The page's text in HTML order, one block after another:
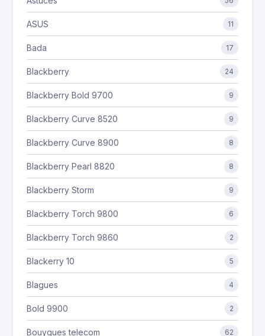
ASUS 11
Bada 17
Blackberry 24
Blackberry Bold 9700 9
Blackberry Curve 8520 9
Blackberry Curve 8900 8
Blackberry Pearl 8820 8
Blackberry Storm 9
Blackberry Torch 9800 6
Blackberry Torch 9860 2
Blackerry 10 5
Blagues 4
Bold 9900 2
Bouygues telecom 62